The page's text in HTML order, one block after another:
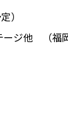
）
ジ他 （福